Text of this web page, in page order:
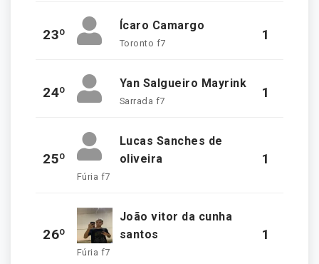
23º
Ícaro Camargo
Toronto f7
1
24º
Yan Salgueiro Mayrink
Sarrada f7
1
25º
Lucas Sanches de
oliveira
Fúria f7
1
26º
João vitor da cunha
santos
Fúria f7
1